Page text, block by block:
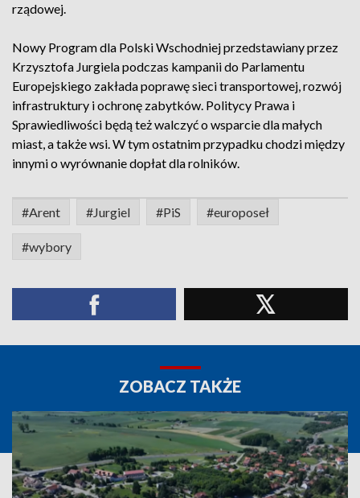
rządowej.
Nowy Program dla Polski Wschodniej przedstawiany przez
Krzysztofa Jurgiela podczas kampanii do Parlamentu
Europejskiego zakłada poprawę sieci transportowej, rozwój
infrastruktury i ochronę zabytków. Politycy Prawa i
Sprawiedliwości będą też walczyć o wsparcie dla małych
miast, a także wsi. W tym ostatnim przypadku chodzi między
innymi o wyrównanie dopłat dla rolników.
#Arent #Jurgiel #PiS #europoseł
#wybory
ZOBACZ TAKŻE